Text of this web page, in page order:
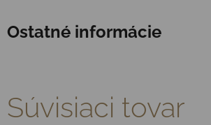
Ostatné informácie
Súvisiaci tovar